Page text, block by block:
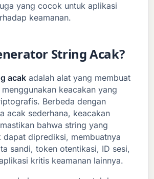
yang cocok untuk aplikasi
keamanan.
String Acak?
acak adalah alat yang membuat
keacakan yang
Berbeda dengan
acak sederhana, keacakan
bahwa string yang
dapat diprediksi, membuatnya
sandi, token otentikasi, ID sesi,
kritis keamanan lainnya.